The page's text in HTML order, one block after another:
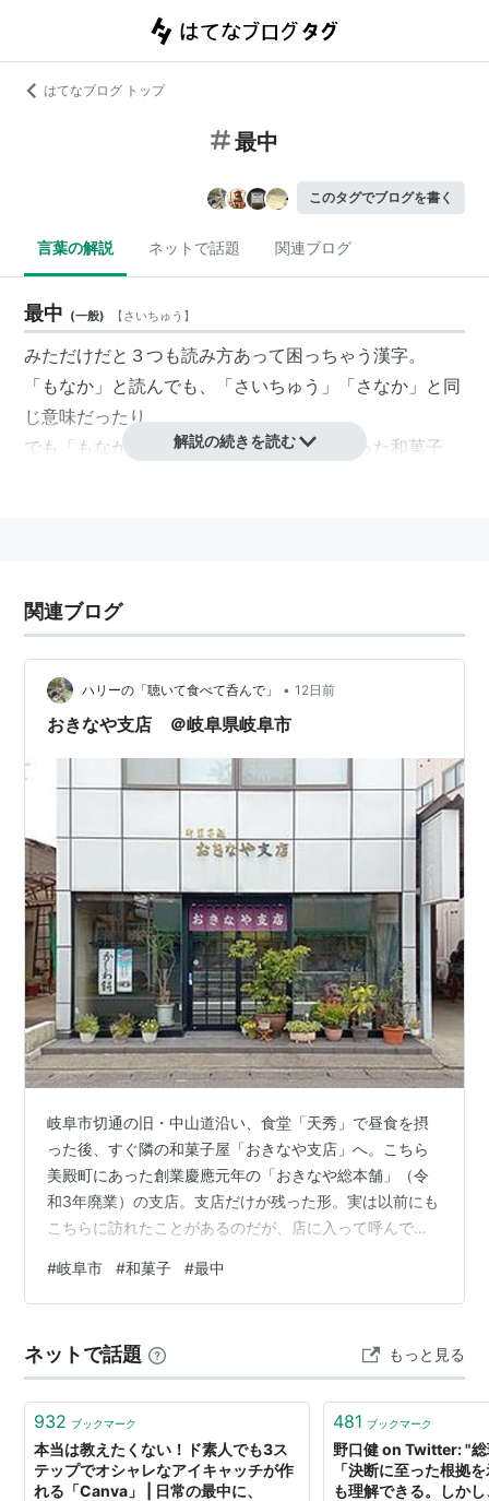
はてなブログ トップ
最中
このタグでブログを書く
言葉の解説 ネットで話題 関連ブログ
最中 (一般) 【さいちゅう 】
みただけだと３つも読み方あって困っちゃう漢字。
「もなか」と読んでも、「さいちゅう」「さなか」と同
じ意味だったり
でも「もなか」だとどうしても、餡子の入った和菓子
解説の続きを読む
関連ブログ
ハリーの「聴いて食べて呑んで」 • 12日前
おきなや支店 ＠岐阜県岐阜市
岐阜市切通の旧・中山道沿い、食堂「天秀」で昼食を摂
った後、すぐ隣の和菓子屋「おきなや支店」へ。こちら
美殿町にあった創業慶應元年の「おきなや総本舗」（令
和3年廃業）の支店。支店だけが残った形。実は以前にも
こちらに訪れたことがあるのだが、店に入って呼んでも
回も自動ドアの前に立つも開かず、手で開けて中へ。た
だガラス・ショーケースの中に饅頭などは並んでおら
奥から出ていらした高齢の女将さんが「今日は何もない
わ…。最中ならあるけど。」とのことだったので最中を
購入し家に持ち帰った。 家に帰って妻と1個づついた…
#岐阜市 #和菓子 #最中
ネットで話題 もっと見る
932 ブックマーク
本当は教えたくない！ド素人でも3ス
テップでオシャレなアイキャッチが作
れる「Canva」 | 日常の最中に、
481 ブックマーク
野口健 on Twitter: "
「決断に至った根拠
も理解できる。しか